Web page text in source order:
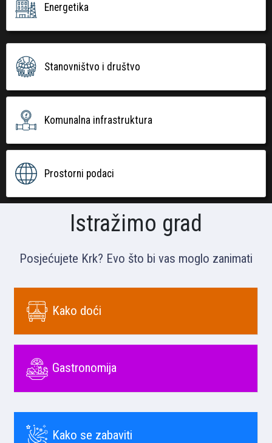
Energetika
Stanovništvo i društvo
Komunalna infrastruktura
Prostorni podaci
Istražimo grad
Posjećujete Krk? Evo što bi vas moglo zanimati
Kako doći
Gastronomija
Kako se zabaviti